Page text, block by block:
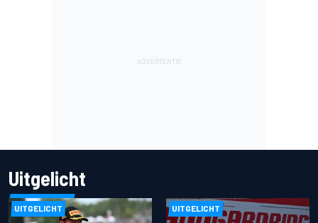
Uitgelicht
UITGELICHT UITGELICHT